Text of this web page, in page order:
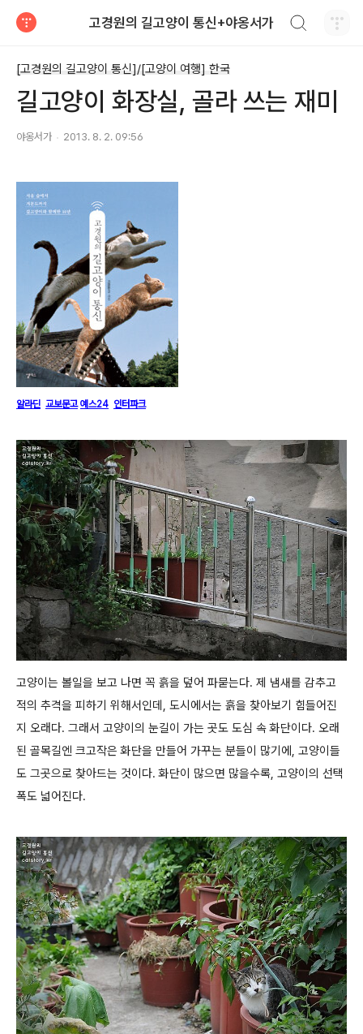
고경원의 길고양이 통신+야옹서가
[고경원의 길고양이 통신]/[고양이 여행] 한국
길고양이 화장실, 골라 쓰는 재미
야옹서가 2013. 8. 2. 09:56
알라딘 교보문고 예스24 인터파크
고양이는 볼일을 보고 나면 꼭 흙을 덮어 파묻는다. 제 냄새를 감추고
적의 추격을 피하기 위해서인데, 도시에서는 흙을 찾아보기 힘들어진
지 오래다. 그래서 고양이의 눈길이 가는 곳도 도심 속 화단이다. 오래
된 골목길엔 크고작은 화단을 만들어 가꾸는 분들이 많기에, 고양이들
도 그곳으로 찾아드는 것이다. 화단이 많으면 많을수록, 고양이의 선택
폭도 넓어진다.